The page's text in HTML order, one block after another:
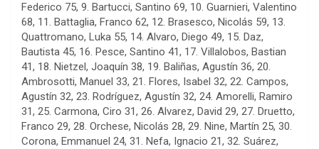
Federico 75, 9. Bartucci, Santino 69, 10. Guarnieri, Valentino
68, 11. Battaglia, Franco 62, 12. Brasesco, Nicolás 59, 13.
Quattromano, Luka 55, 14. Alvaro, Diego 49, 15. Daz,
Bautista 45, 16. Pesce, Santino 41, 17. Villalobos, Bastian
41, 18. Nietzel, Joaquín 38, 19. Baliñas, Agustín 36, 20.
Ambrosotti, Manuel 33, 21. Flores, Isabel 32, 22. Campos,
Agustín 32, 23. Rodríguez, Agustín 32, 24. Amorelli, Ramiro
31, 25. Carmona, Ciro 31, 26. Alvarez, David 29, 27. Druetto,
Franco 29, 28. Orchese, Nicolás 28, 29. Nine, Martín 25, 30.
Corona, Emmanuel 24, 31. Nefa, Ignacio 21, 32. Suárez,